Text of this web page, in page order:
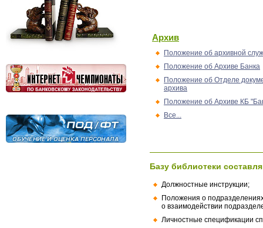
Архив
Положение об архивной
Положение об Архиве Банка
Положение об Отделе
архива
Положение об Архиве КБ
Все...
Базу библиотеки
Должностные инструкции;
Положения о
о взаимодействии
Личностные спецификации